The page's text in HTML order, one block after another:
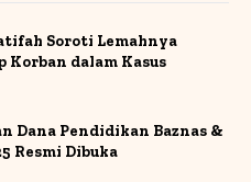
Soroti Lemahnya
Korban dalam Kasus
Dana Pendidikan Baznas &
Resmi Dibuka